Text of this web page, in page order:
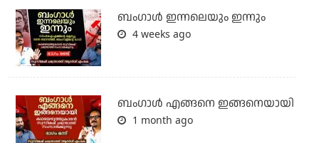
ബംഗാള്‍ ഇന്നലെയും ഇന്നും
4 weeks ago
ബം​ഗാൾ എങ്ങനെ ഇങ്ങനെയായി
1 month ago